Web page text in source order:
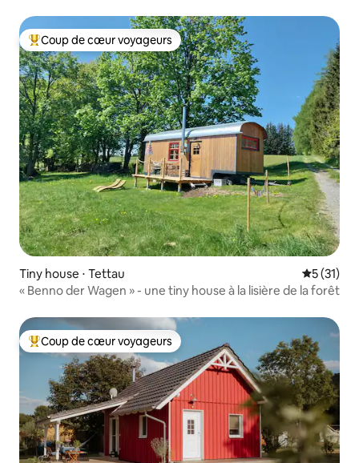
Coups de cœur voyageurs les plus appréciés
Coup de cœur voyageurs
Tiny house ⋅ Tettau
5 (31)
« Benno der Wagen » - une tiny house à la lisière de la forêt
Coups de cœur voyageurs les plus appréciés
Coup de cœur voyageurs